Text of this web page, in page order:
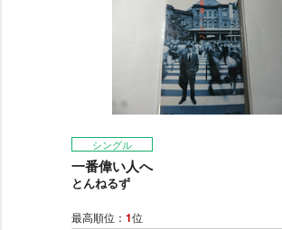
シングル
一番偉い人へ
とんねるず
最高順位： 1位